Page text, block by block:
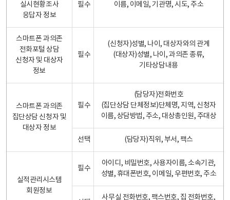
실시현황조사
응답자 정보
필수 이름, 이메일, 기관명, 시도, 주소
스마트폰 과의존
전화포털 상담
신청자 및 대상자
정보
필수
(신청자)성별, 나이, 대상자와의 관계
(대상자)성별, 나이, 과의존 종류,
기타상담내용
스마트폰 과의존
집단상담 신청자 및
대상자 정보
필수
(담당자)전화번호
(집단상담 단체정보)단체명, 지역, 신청자
이름, 상담방법, 주소, 대상총인원, 주대상
선택 (담당자)직위, 부서, 팩스
실적관리시스템
회원정보
필수
아이디, 비밀번호, 사용자이름, 소속기관,
성별, 휴대폰번호, 이메일, 우편번호, 주소
사무실 전화번호, 팩스번호, 집 전화번호,